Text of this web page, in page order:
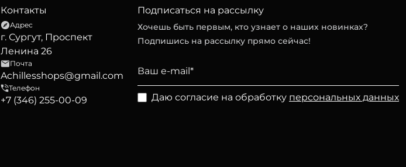
Контакты
Адрес
г. Сургут, Проспект
Ленина 26
Почта
Achillesshops@gmail.com
Телефон
+7 (346) 255-00-09
Подписаться на рассылку
Хочешь быть первым, кто узнает о наших новинках?
Подпишись на рассылку прямо сейчас!
Даю согласие на обработку персональных данных